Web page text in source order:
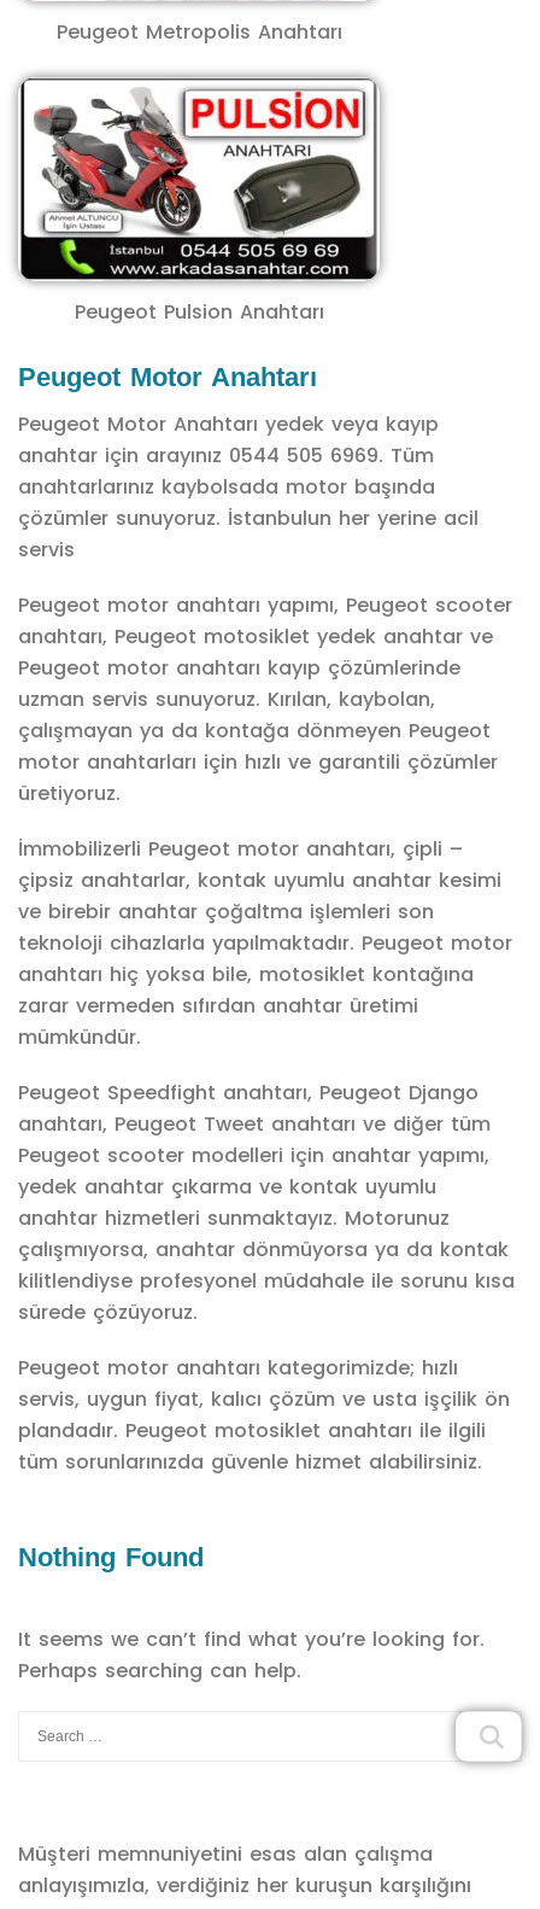
Peugeot Metropolis Anahtarı
Peugeot Pulsion Anahtarı
Peugeot Motor Anahtarı
Peugeot Motor Anahtarı yedek veya kayıp
anahtar için arayınız 0544 505 6969. Tüm
anahtarlarınız kaybolsada motor başında
çözümler sunuyoruz. İstanbulun her yerine acil
servis
Peugeot motor anahtarı yapımı, Peugeot scooter
anahtarı, Peugeot motosiklet yedek anahtar ve
Peugeot motor anahtarı kayıp çözümlerinde
uzman servis sunuyoruz. Kırılan, kaybolan,
çalışmayan ya da kontağa dönmeyen Peugeot
motor anahtarları için hızlı ve garantili çözümler
üretiyoruz.
İmmobilizerli Peugeot motor anahtarı, çipli –
çipsiz anahtarlar, kontak uyumlu anahtar kesimi
ve birebir anahtar çoğaltma işlemleri son
teknoloji cihazlarla yapılmaktadır. Peugeot motor
anahtarı hiç yoksa bile, motosiklet kontağına
zarar vermeden sıfırdan anahtar üretimi
mümkündür.
Peugeot Speedfight anahtarı, Peugeot Django
anahtarı, Peugeot Tweet anahtarı ve diğer tüm
Peugeot scooter modelleri için anahtar yapımı,
yedek anahtar çıkarma ve kontak uyumlu
anahtar hizmetleri sunmaktayız. Motorunuz
çalışmıyorsa, anahtar dönmüyorsa ya da kontak
kilitlendiyse profesyonel müdahale ile sorunu kısa
sürede çözüyoruz.
Peugeot motor anahtarı kategorimizde; hızlı
servis, uygun fiyat, kalıcı çözüm ve usta işçilik ön
plandadır. Peugeot motosiklet anahtarı ile ilgili
tüm sorunlarınızda güvenle hizmet alabilirsiniz.
Nothing Found
It seems we can’t find what you’re looking for.
Perhaps searching can help.
Müşteri memnuniyetini esas alan çalışma
anlayışımızla, verdiğiniz her kuruşun karşılığını